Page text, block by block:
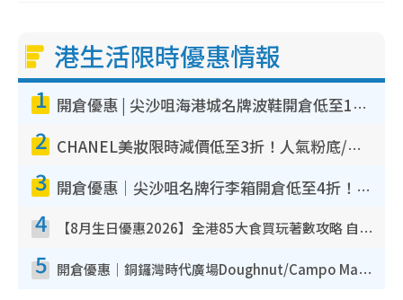
港生活限時優惠情報
1 開倉優惠 | 尖沙咀海港城名牌波鞋開倉低至1折！On鞋$899起／Joy&Peace鞋履$98起
2 CHANEL美妝限時減價低至3折！人氣粉底/唇膏/精華液低至$275！COCO香水都有平
3 開倉優惠｜尖沙咀名牌行李箱開倉低至4折！一連5日 American Tourister/ace./Hallmark $200起！
4 【8月生日優惠2026】全港85大食買玩著數攻略 自助餐/火鍋放題同行免費＋誠品/DONKI送現金券
5 開倉優惠｜銅鑼灣時代廣場Doughnut/Campo Marzio開倉低至1折！背囊、書包、手袋劈價$200起